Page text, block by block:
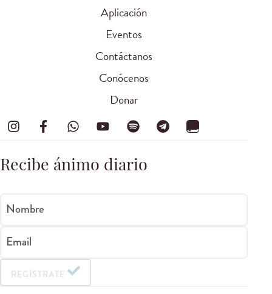
Aplicación
Eventos
Contáctanos
Conócenos
Donar
Recibe ánimo diario
Nombre
Email
REGÍSTRATE